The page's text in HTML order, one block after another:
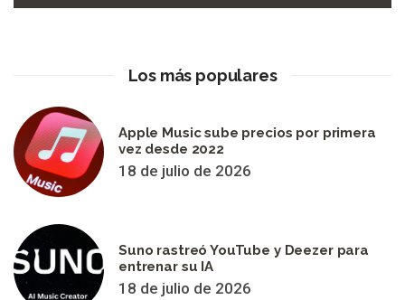
Los más populares
Apple Music sube precios por primera
vez desde 2022
18 de julio de 2026
Suno rastreó YouTube y Deezer para
entrenar su IA
18 de julio de 2026